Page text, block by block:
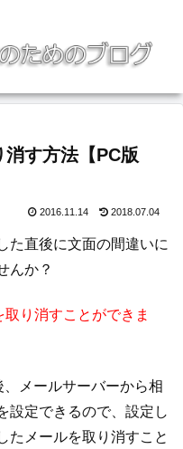
す方法【PC版
2016.11.14 2018.07.04
た直後に文面の間違いに
んか？
り消すことができま
メールサーバーから相
設定できるので、設定し
たメールを取り消すこと